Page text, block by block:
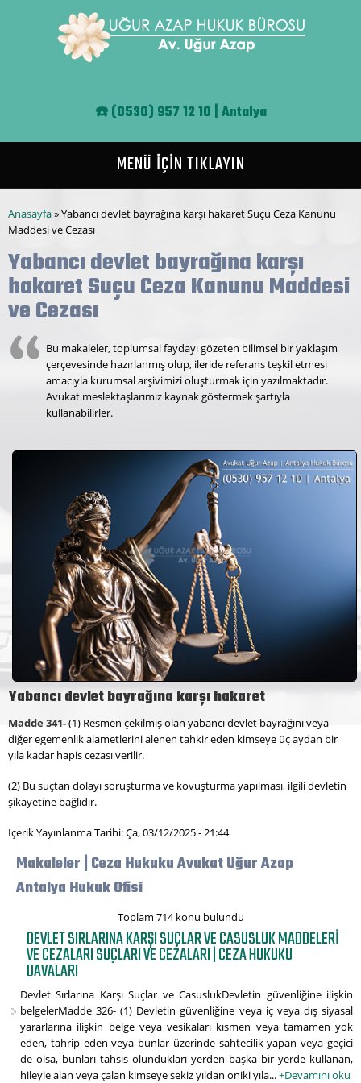
☎️(0530) 957 12 10 | Antalya
MENÜ İÇİN TIKLAYIN
Buradasınız
Anasayfa» Yabancı devlet bayrağına karşı hakaret Suçu Ceza Kanunu
Maddesi ve Cezası
Yabancı devlet bayrağına karşı
hakaret Suçu Ceza Kanunu Maddesi
ve Cezası
Bu makaleler, toplumsal faydayı gözeten bilimsel bir yaklaşım
çerçevesinde hazırlanmış olup, ileride referans teşkil etmesi
amacıyla kurumsal arşivimizi oluşturmak için yazılmaktadır.
Avukat meslektaşlarımız kaynak göstermek şartıyla
kullanabilirler.
Yabancı devlet bayrağına karşı hakaret
Madde 341-(1) Resmen çekilmiş olan yabancı devlet bayrağını veya
diğer egemenlik alametlerini alenen tahkir eden kimseye üç aydan bir
yıla kadar hapis cezası verilir.
(2) Bu suçtan dolayı soruşturma ve kovuşturma yapılması, ilgili devletin
şikayetine bağlıdır.
İçerik Yayınlanma Tarihi: Ça, 03/12/2025 - 21:44
Makaleler | Ceza Hukuku Avukat Uğur Azap
Antalya Hukuk Ofisi
Toplam 714 konu bulundu
DEVLET SIRLARINA KARŞI SUÇLAR VE CASUSLUK MADDELERI
VE CEZALARI SUÇLARI VE CEZALARI | CEZA HUKUKU
DAVALARI
Devlet Sırlarına Karşı Suçlar ve CasuslukDevletin güvenliğine ilişkin
belgelerMadde 326- (1) Devletin güvenliğine veya iç veya dış siyasal
yararlarına ilişkin belge veya vesikaları kısmen veya tamamen yok
eden, tahrip eden veya bunlar üzerinde sahtecilik yapan veya geçici
de olsa, bunları tahsis olundukları yerden başka bir yerde kullanan,
hileyle alan veya çalan kimseye sekiz yıldan oniki yıla...+Devamını oku